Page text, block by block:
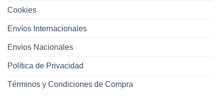
Cookies
Envíos Internacionales
Envios Nacionales
Política de Privacidad
Términos y Condiciones de Compra